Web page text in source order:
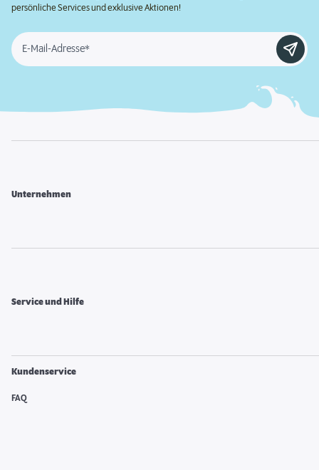
persönliche Services und exklusive Aktionen!
E-Mail-Adresse*
Unternehmen
Service und Hilfe
Kundenservice
FAQ